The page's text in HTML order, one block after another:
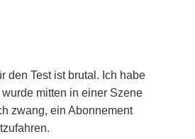
den Test ist brutal. Ich habe
mitten in einer Szene
zwang, ein Abonnement